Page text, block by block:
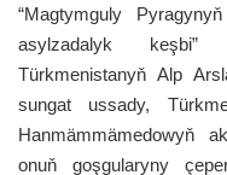
“Magtymguly
asylzadalyk keşbi”
Türkmenistanyň Alp
sungat ussady,
Hanmämmämedowyň
onuň goşgularyny